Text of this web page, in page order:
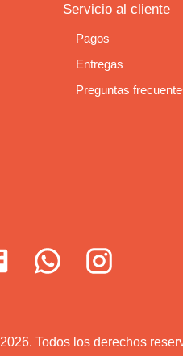
Servicio al cliente
Pagos
Entregas
Preguntas
2026. Todos los derechos